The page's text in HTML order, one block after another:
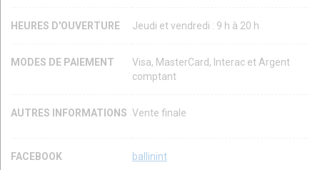
HEURES D'OUVERTURE Jeudi et vendredi : 9 h à 20 h
MODES DE PAIEMENT
Visa, MasterCard, Interac et Argent
comptant
AUTRES INFORMATIONS Vente finale
FACEBOOK ballinint